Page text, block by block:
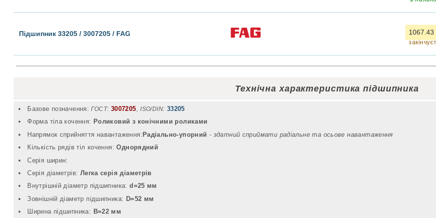
Підшипник 33205 / 3007205 / FAG 1067.43
Технічна характеристика підшипника
Базове позначення: ГОСТ: 3007205,ISO/DIN: 33205
Форма тіла кочення: Роликовий з конічними роликами
Напрямок сприйняття навантаження: Радіально-упорний - здатний сприймати радіальне та осьове навантаження
Кількість рядів тіл кочення:Однорядний
Серія ширин:
Серія діаметрів: Легка серія діаметрів
Внутрішній діаметр підшипника:d=25 мм
Зовнішній діаметр підшипника: D=52 мм
Ширина підшипника: B=22 мм